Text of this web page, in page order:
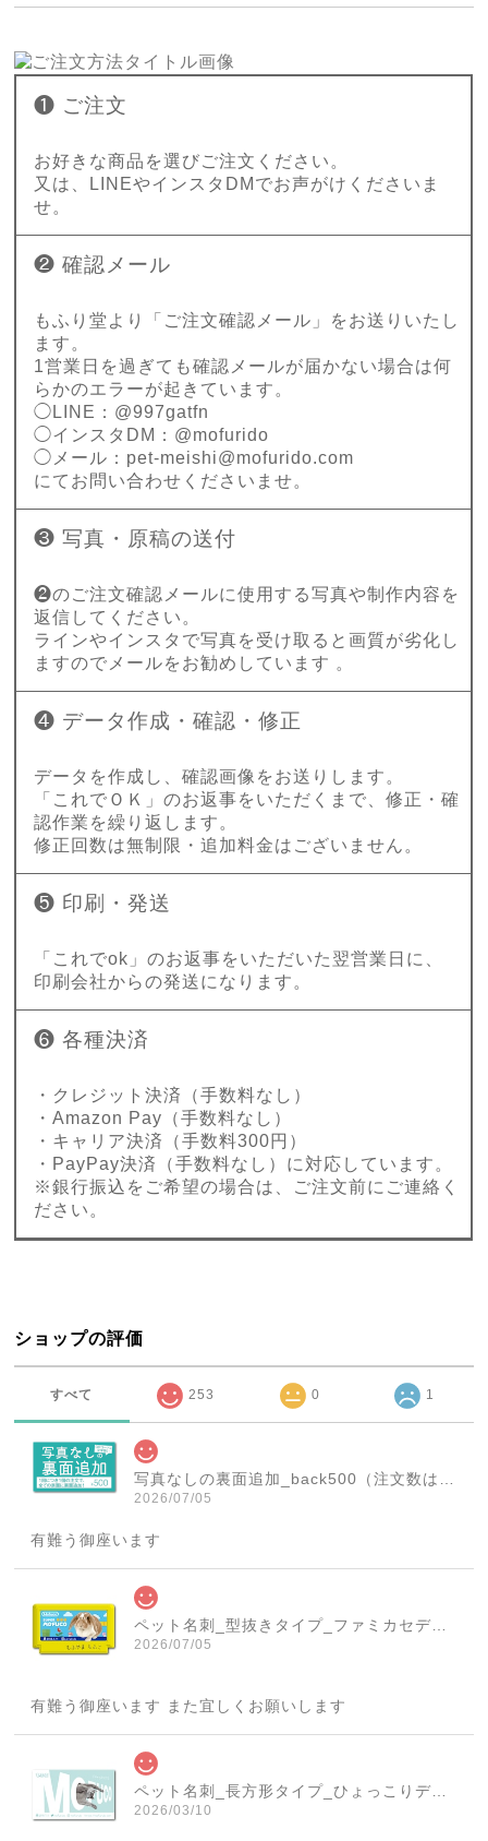
❶ ご注文
お好きな商品を選びご注文ください。
又は、LINEやインスタDMでお声がけくださいま
せ。
❷ 確認メール
もふり堂より「ご注文確認メール」をお送りいたし
ます。
1営業日を過ぎても確認メールが届かない場合は何
らかのエラーが起きています。
◯LINE：@997gatfn
◯インスタDM：@mofurido
◯メール： pet-meishi@mofurido.com
にてお問い合わせくださいませ。
❸ 写真・原稿の送付
❷のご注文確認メールに使用する写真や制作内容を
返信してください。
ラインやインスタで写真を受け取ると画質が劣化し
ますのでメールをお勧めしています 。
❹ データ作成・確認・修正
データを作成し、確認画像をお送りします。
「これでＯＫ」のお返事をいただくまで、修正・確
認作業を繰り返します。
修正回数は無制限・追加料金はございません。
❺ 印刷・発送
「これでok」のお返事をいただいた翌営業日に、
印刷会社からの発送になります。
❻ 各種決済
・クレジット決済（手数料なし）
・Amazon Pay（手数料なし）
・キャリア決済（手数料300円）
・PayPay決済（手数料なし）に対応しています。
※銀行振込をご希望の場合は、ご注文前にご連絡く
ださい。
ショップの評価
すべて 253 0 1
2026/07/05
有難う御座います
2026/07/05
有難う御座います また宜しくお願いします
2026/03/10